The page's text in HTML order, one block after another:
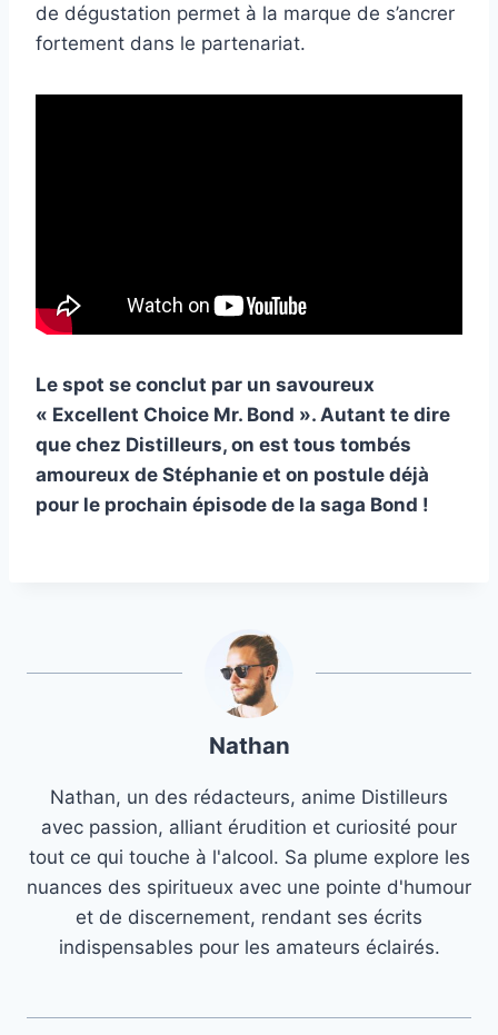
de dégustation permet à la marque de s’ancrer
fortement dans le partenariat.
Le spot se conclut par un savoureux
« Excellent Choice Mr. Bond ». Autant te dire
que chez Distilleurs, on est tous tombés
amoureux de Stéphanie et on postule déjà
pour le prochain épisode de la saga Bond !
Nathan
Nathan, un des rédacteurs, anime Distilleurs
avec passion, alliant érudition et curiosité pour
tout ce qui touche à l'alcool. Sa plume explore les
nuances des spiritueux avec une pointe d'humour
et de discernement, rendant ses écrits
indispensables pour les amateurs éclairés.